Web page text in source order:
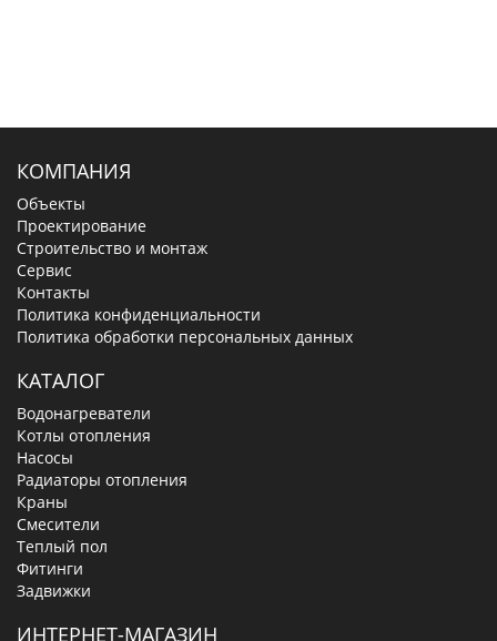
КОМПАНИЯ
Объекты
Проектирование
Строительство и монтаж
Сервис
Контакты
Политика конфиденциальности
Политика обработки персональных данных
КАТАЛОГ
Водонагреватели
Котлы отопления
Насосы
Радиаторы отопления
Краны
Смесители
Теплый пол
Фитинги
Задвижки
ИНТЕРНЕТ-МАГАЗИН